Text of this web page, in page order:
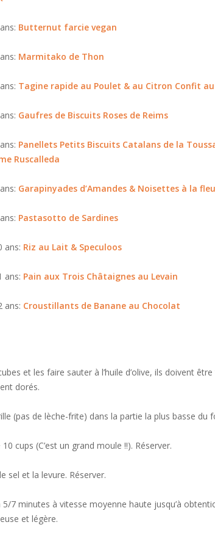
Butternut farcie vegan
Marmitako de Thon
Tagine rapide au Poulet & au Citron Confit au
Gaufres de Biscuits Roses de Reims
Panellets Petits Biscuits Catalans de la
Ruscalleda
Garapinyades d’Amandes & Noisettes à la
Pastasotto de Sardines
ans: Riz au Lait & Speculoos
ans: Pain aux Trois Châtaignes au Levain
ans: Croustillants de Banane au Chocolat
et les faire sauter à l’huile d’olive, ils doivent
dorés.
(pas de lèche-frite) dans la partie la plus basse du
cups (C’est un grand moule !!). Réserver.
sel et la levure. Réserver.
7 minutes à vitesse moyenne haute jusqu’à
et légère.